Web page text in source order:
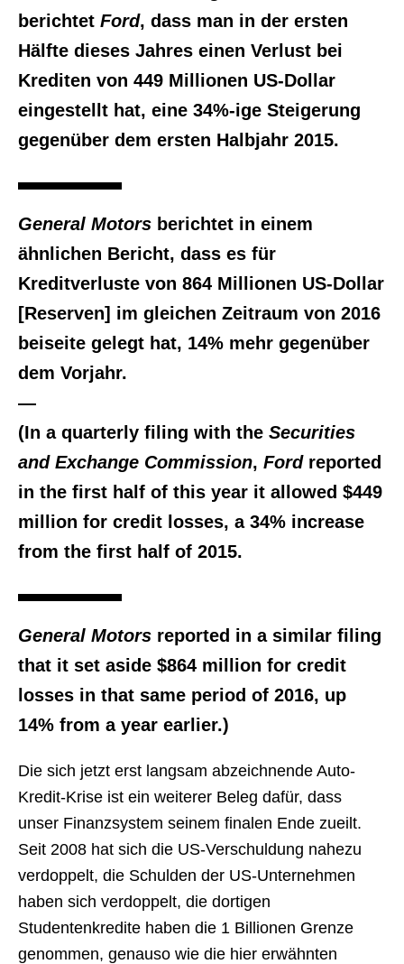
berichtet Ford, dass man in der ersten
Hälfte dieses Jahres einen Verlust bei
Krediten von 449 Millionen US-Dollar
eingestellt hat, eine 34%-ige Steigerung
gegenüber dem ersten Halbjahr 2015.
General Motors berichtet in einem
ähnlichen Bericht, dass es für
Kreditverluste von 864 Millionen US-Dollar
[Reserven] im gleichen Zeitraum von 2016
beiseite gelegt hat, 14% mehr gegenüber
dem Vorjahr.
—
(In a quarterly filing with the Securities
and Exchange Commission, Fordreported
in the first half of this year it allowed $449
million for credit losses, a 34% increase
from the first half of 2015.
General Motors reported in a similar filing
that it set aside $864 million for credit
losses in that same period of 2016, up
14% from a year earlier.)
Die sich jetzt erst langsam abzeichnende Auto-
Kredit-Krise ist ein weiterer Beleg dafür, dass
unser Finanzsystem seinem finalen Ende zueilt.
Seit 2008 hat sich die US-Verschuldung nahezu
verdoppelt, die Schulden der US-Unternehmen
haben sich verdoppelt, die dortigen
Studentenkredite haben die 1 Billionen Grenze
genommen, genauso wie die hier erwähnten